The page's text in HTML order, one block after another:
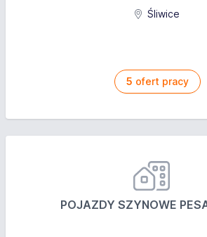
Śliwice
5 ofert pracy
POJAZDY SZYNOWE